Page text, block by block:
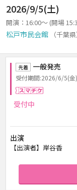
2026/9/5(土)
開演：16:00～ (開場
松戸市民会館 （千葉県
先着 一般発売
受付期間:2026/6/5(
受付中
出演
【出演者】岸谷香